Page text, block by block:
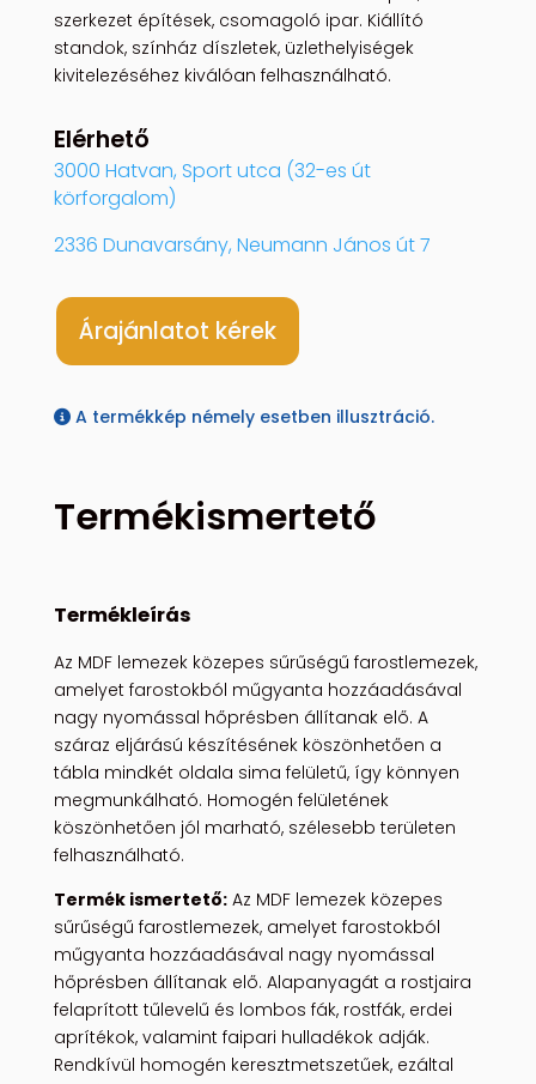
szerkezet építések, csomagoló ipar. Kiállító
standok, színház díszletek, üzlethelyiségek
kivitelezéséhez kiválóan felhasználható.
Elérhető
3000 Hatvan, Sport utca (32-es út
körforgalom)
2336 Dunavarsány, Neumann János út 7
Árajánlatot kérek
A termékkép némely esetben illusztráció.
Termékismertető
Termékleírás
Az MDF lemezek közepes sűrűségű farostlemezek,
amelyet farostokból műgyanta hozzáadásával
nagy nyomással hőprésben állítanak elő. A
száraz eljárású készítésének köszönhetően a
tábla mindkét oldala sima felületű, így könnyen
megmunkálható. Homogén felületének
köszönhetően jól marható, szélesebb területen
felhasználható.
Termék ismertető:Az MDF lemezek közepes
sűrűségű farostlemezek, amelyet farostokból
műgyanta hozzáadásával nagy nyomással
hőprésben állítanak elő. Alapanyagát a rostjaira
felaprított tűlevelű és lombos fák, rostfák, erdei
aprítékok, valamint faipari hulladékok adják.
Rendkívül homogén keresztmetszetűek, ezáltal